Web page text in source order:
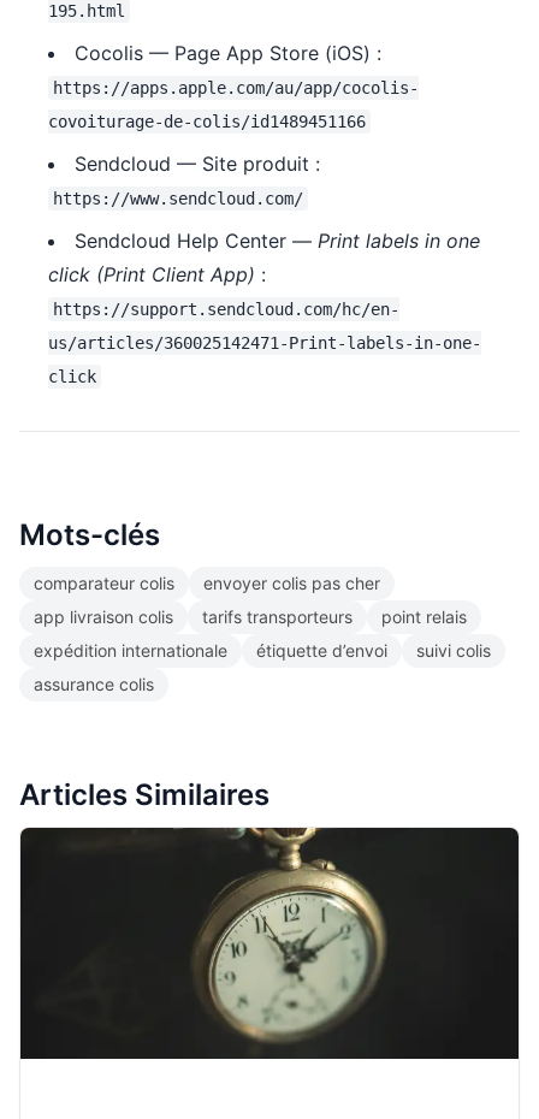
195.html
Cocolis — Page App Store (iOS) :
https://apps.apple.com/au/app/cocolis-
covoiturage-de-colis/id1489451166
Sendcloud — Site produit :
https://www.sendcloud.com/
Sendcloud Help Center — Print labels in one
click (Print Client App) :
https://support.sendcloud.com/hc/en-
us/articles/360025142471-Print-labels-in-one-
click
Mots-clés
comparateur colis
envoyer colis pas cher
app livraison colis
tarifs transporteurs
point relais
expédition internationale
étiquette d’envoi
suivi colis
assurance colis
Articles Similaires